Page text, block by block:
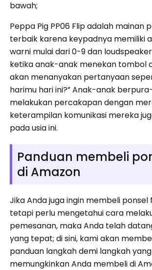
bawah;
Peppa Pig PP06 Flip adalah mainan
terbaik karena keypadnya memiliki
warni mulai dari 0-9 dan
ketika anak-anak menekan tombol
akan menanyakan pertanyaan
harimu hari ini?” Anak-anak
melakukan percakapan dengan
keterampilan komunikasi mereka
pada usia ini.
Panduan membeli
di Amazon
Jika Anda juga ingin membeli ponsel
tetapi perlu mengetahui cara
pemesanan, maka Anda telah
yang tepat; di sini, kami akan
panduan langkah demi langkah yang
memungkinkan Anda membeli di